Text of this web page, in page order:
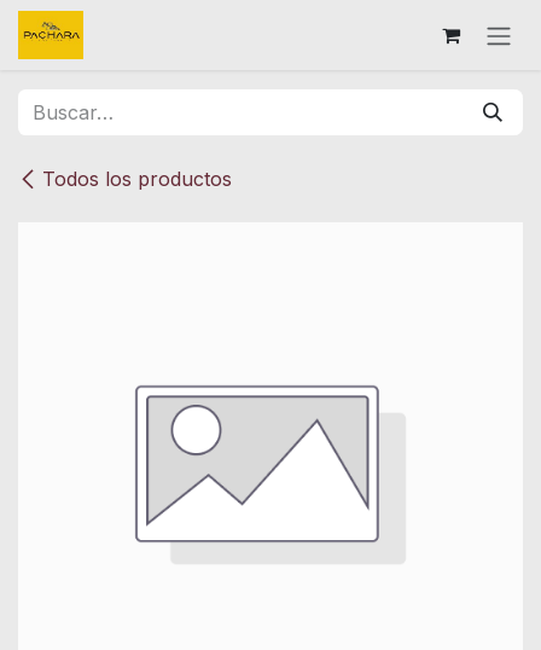
Ir al contenido
Todos los productos